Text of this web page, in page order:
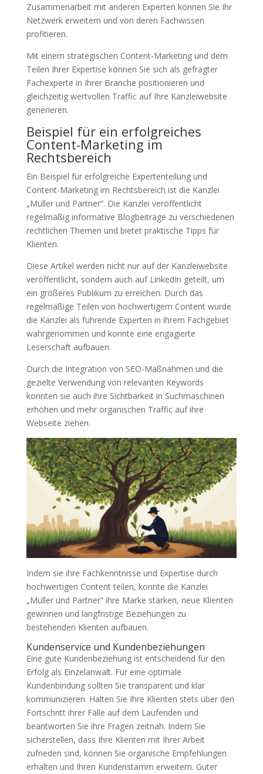
Zusammenarbeit mit anderen Experten können Sie Ihr
Netzwerk erweitern und von deren Fachwissen
profitieren.
Mit einem strategischen Content-Marketing und dem
Teilen Ihrer Expertise können Sie sich als gefragter
Fachexperte in Ihrer Branche positionieren und
gleichzeitig wertvollen Traffic auf Ihre Kanzleiwebsite
generieren.
Beispiel für ein erfolgreiches
Content-Marketing im
Rechtsbereich
Ein Beispiel für erfolgreiche Expertenteilung und
Content-Marketing im Rechtsbereich ist die Kanzlei
„Müller und Partner“. Die Kanzlei veröffentlicht
regelmäßig informative Blogbeiträge zu verschiedenen
rechtlichen Themen und bietet praktische Tipps für
Klienten.
Diese Artikel werden nicht nur auf der Kanzleiwebsite
veröffentlicht, sondern auch auf LinkedIn geteilt, um
ein größeres Publikum zu erreichen. Durch das
regelmäßige Teilen von hochwertigem Content wurde
die Kanzlei als führende Experten in ihrem Fachgebiet
wahrgenommen und konnte eine engagierte
Leserschaft aufbauen.
Durch die Integration von SEO-Maßnahmen und die
gezielte Verwendung von relevanten Keywords
konnten sie auch ihre Sichtbarkeit in Suchmaschinen
erhöhen und mehr organischen Traffic auf ihre
Webseite ziehen.
Indem sie ihre Fachkenntnisse und Expertise durch
hochwertigen Content teilen, konnte die Kanzlei
„Müller und Partner“ ihre Marke stärken, neue Klienten
gewinnen und langfristige Beziehungen zu
bestehenden Klienten aufbauen.
Kundenservice und Kundenbeziehungen
Eine gute Kundenbeziehung ist entscheidend für den
Erfolg als Einzelanwalt. Für eine optimale
Kundenbindung sollten Sie transparent und klar
kommunizieren. Halten Sie Ihre Klienten stets über den
Fortschritt ihrer Fälle auf dem Laufenden und
beantworten Sie ihre Fragen zeitnah. Indem Sie
sicherstellen, dass Ihre Klienten mit Ihrer Arbeit
zufrieden sind, können Sie organische Empfehlungen
erhalten und Ihren Kundenstamm erweitern. Guter